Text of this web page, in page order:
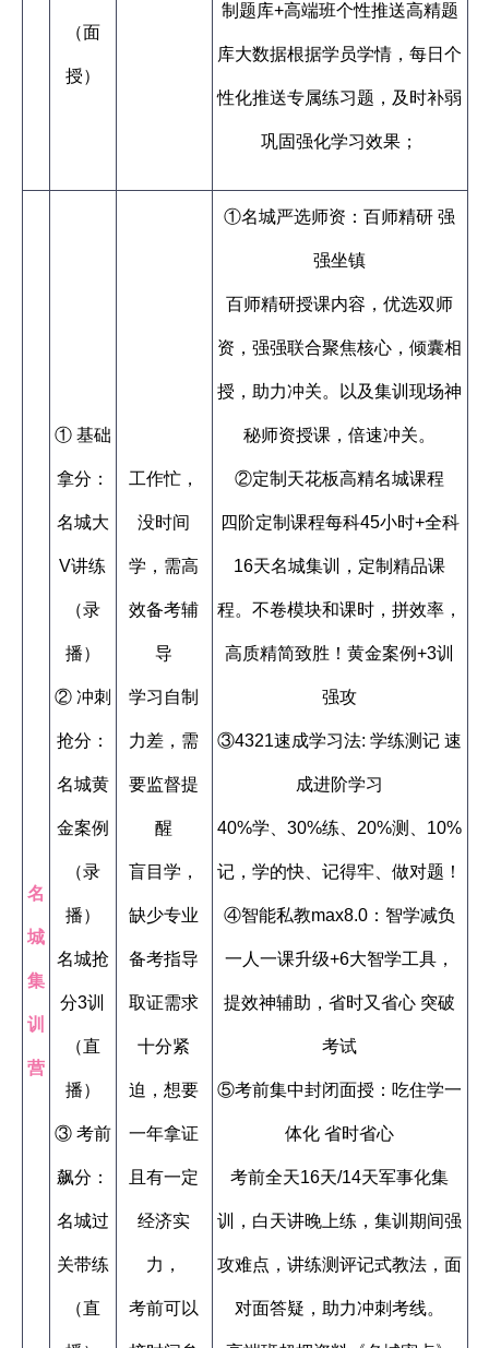
（面
授）
制题库+高端班个性推送高精题
库大数据根据学员学情，每日个
性化推送专属练习题，及时补弱
巩固强化学习效果；
名
城
集
训
营
① 基础
拿分：
名城大
V讲练
（录
播）
② 冲刺
抢分：
名城黄
金案例
（录
播）
名城抢
分3训
（直
播）
③ 考前
飙分：
名城过
关带练
（直
工作忙，
没时间
学，需高
效备考辅
导
学习自制
力差，需
要监督提
醒
盲目学，
缺少专业
备考指导
取证需求
十分紧
迫，想要
一年拿证
且有一定
经济实
力，
考前可以
①名城严选师资：百师精研 强
强坐镇
百师精研授课内容，优选双师
资，强强联合聚焦核心，倾囊相
授，助力冲关。以及集训现场神
秘师资授课，倍速冲关。
②定制天花板高精名城课程
四阶定制课程每科45小时+全科
16天名城集训，定制精品课
程。不卷模块和课时，拼效率，
高质精简致胜！黄金案例+3训
强攻
③4321速成学习法: 学练测记 速
成进阶学习
40%学、30%练、20%测、10%
记，学的快、记得牢、做对题！
④智能私教max8.0：智学减负
一人一课升级+6大智学工具，
提效神辅助，省时又省心 突破
考试
⑤考前集中封闭面授：吃住学一
体化 省时省心
考前全天16天/14天军事化集
训，白天讲晚上练，集训期间强
攻难点，讲练测评记式教法，面
对面答疑，助力冲刺考线。